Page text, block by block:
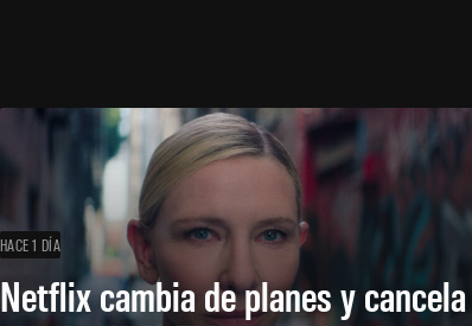
HACE 1 DÍA
Netflix cambia de planes y cancela